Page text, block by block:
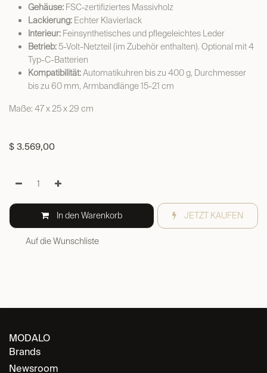
Gehäuse: FSC-zertifiziertes Massivholz
Lackierung: Echter Klavierlack
Interieur: Feinsynthetisches und pflegeleichtes Leder
Betrieb:5-Volt-Netzteil (im Zubehör enthalten). Optional mit 4
Typ-C-Batterien
Kompatibilität:Automatikuhren bis zu 400 g, Durchmesser
bis zu 60 mm, Armbandlänge 15-21 cm
Maße: 47 x 25 x 29 cm
$ 3.569,00
In den Warenkorb JETZT KAUFEN
Auf die Wunschliste
MODALO
Brands
Newsroom